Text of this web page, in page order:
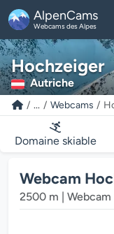
AlpenCams
Webcams des Alpes
Hochzeiger
Autriche
... Webcams
Domaine skiable
Webcam
2500 m |